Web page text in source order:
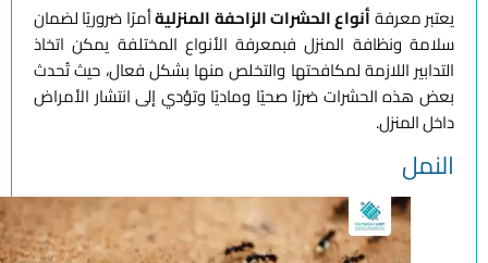
يعتبر معرفةأنواع الحشرات الزاحفة المنزليةأمرًا ضروريًا لضمان
سلامة ونظافة المنزل فبمعرفة الأنواع المختلفة يمكن اتخاذ
التدابير اللازمة لمكافحتها والتخلص منها بشكل فعال، حيث تُحدث
بعض هذه الحشرات ضررًا صحيًا وماديًا وتؤدي إلى انتشار الأمراض
داخل المنزل.
النمل